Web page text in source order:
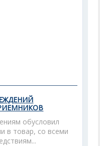
обусловил
в товар, со всеми